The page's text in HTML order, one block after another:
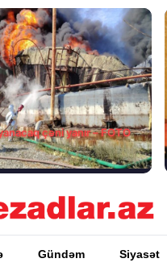
çəni yanır – FOTO
Gündəm Siyasət